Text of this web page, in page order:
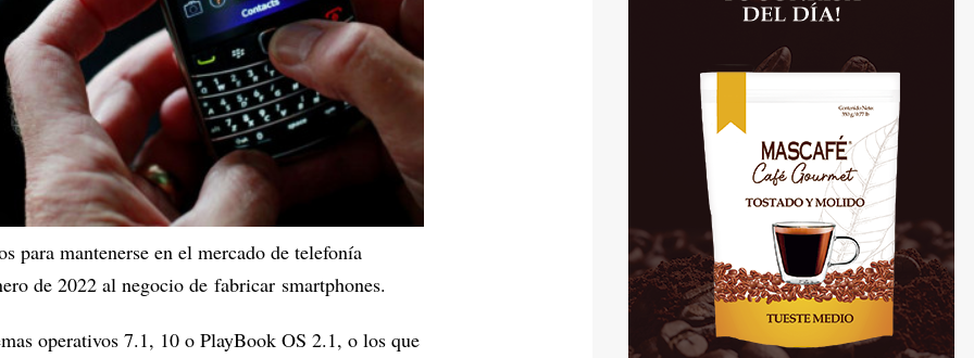
para mantenerse en el mercado de telefonía
de 2022 al negocio de fabricar smartphones.
operativos 7.1, 10 o PlayBook OS 2.1, o los que